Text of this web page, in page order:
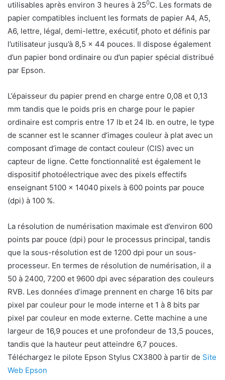
utilisables après environ 3 heures à 250C. Les formats de
papier compatibles incluent les formats de papier A4, A5,
A6, lettre, légal, demi-lettre, exécutif, photo et définis par
l’utilisateur jusqu’à 8,5 x 44 pouces. Il dispose également
d’un papier bond ordinaire ou d’un papier spécial distribué
par Epson.
L’épaisseur du papier prend en charge entre 0,08 et 0,13
mm tandis que le poids pris en charge pour le papier
ordinaire est compris entre 17 lb et 24 lb. en outre, le type
de scanner est le scanner d’images couleur à plat avec un
composant d’image de contact couleur (CIS) avec un
capteur de ligne. Cette fonctionnalité est également le
dispositif photoélectrique avec des pixels effectifs
enseignant 5100 x 14040 pixels à 600 points par pouce
(dpi) à 100 %.
La résolution de numérisation maximale est d’environ 600
points par pouce (dpi) pour le processus principal, tandis
que la sous-résolution est de 1200 dpi pour un sous-
processeur. En termes de résolution de numérisation, il a
50 à 2400, 7200 et 9600 dpi avec séparation des couleurs
RVB. Les données d’image prennent en charge 16 bits par
pixel par couleur pour le mode interne et 1 à 8 bits par
pixel par couleur en mode externe. Cette machine a une
largeur de 16,9 pouces et une profondeur de 13,5 pouces,
tandis que la hauteur peut atteindre 6,7 pouces.
Téléchargez le pilote Epson Stylus CX3800 à partir de Site
Web Epson